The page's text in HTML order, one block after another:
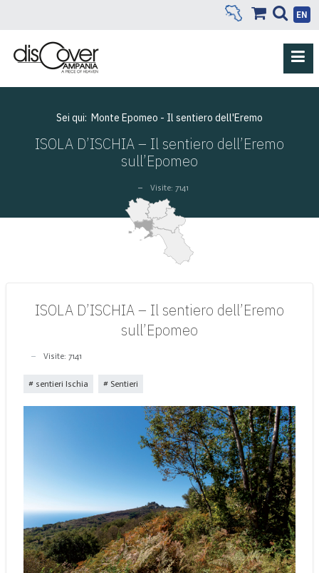
EN
Sei qui: Monte Epomeo - Il sentiero dell'Eremo
ISOLA D’ISCHIA – Il sentiero dell’Eremo
sull’Epomeo
Visite: 7141
ISOLA D’ISCHIA – Il sentiero dell’Eremo
sull’Epomeo
Visite: 7141
sentieri Ischia Sentieri